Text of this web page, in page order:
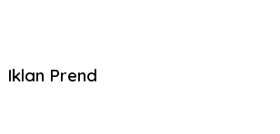
Iklan Prend